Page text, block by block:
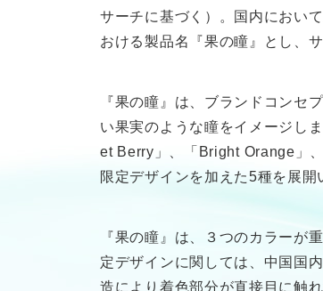
サーチに基づく）。国内におい
おける製品名『果の瞳』とし、
『果の瞳』は、ブランドコン
い果実のような瞳をイメージし
et Berry」、「Bright Orange」
限定デザインを加えた5種を展開
『果の瞳』は、３つのカラーが
定デザインに関しては、中国国
造により着色部分が直接目に触